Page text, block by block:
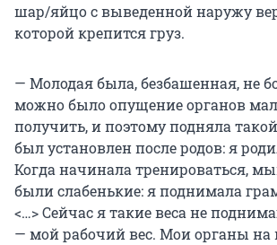
шар/яйцо с выведенной наружу
которой крепится груз.
— Молодая была, безбашенная, не
можно было опущение органов
получить, и поэтому подняла
был установлен после родов: я
Когда начинала тренироваться,
были слабенькие: я поднимала
<…> Сейчас я такие веса не
— мой рабочий вес. Мои органы на